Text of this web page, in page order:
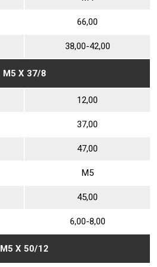
66,00
38,00-42,00
М5 Х 37/8
12,00
37,00
47,00
М5
45,00
6,00-8,00
М5 Х 50/12